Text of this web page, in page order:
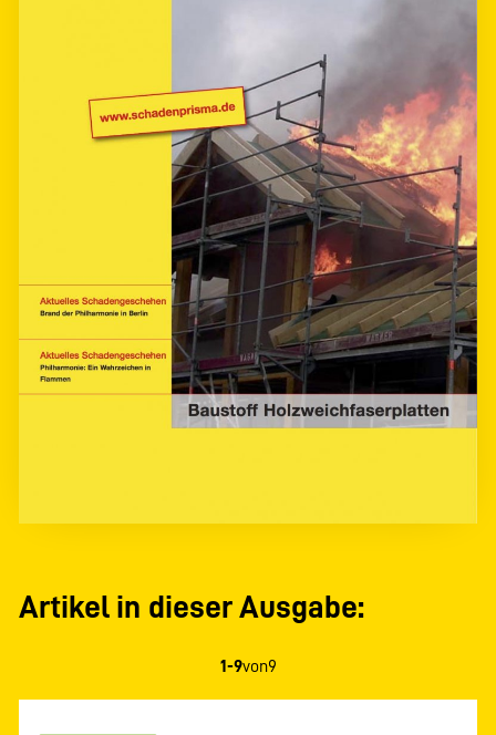
Artikel in dieser Ausgabe:
1-9von9